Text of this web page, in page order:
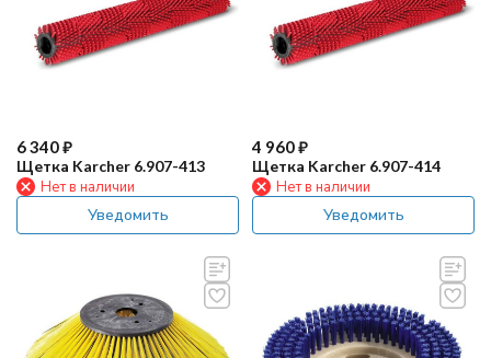
6 340₽
Щетка Karcher 6.907-413
Нет в наличии
Уведомить
4 960₽
Щетка Karcher 6.907-414
Нет в наличии
Уведомить